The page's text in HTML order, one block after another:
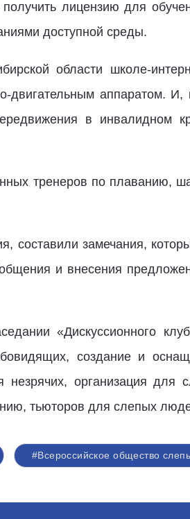
лицензию для
доступной среды.
области школе-
двигательным аппаратом. И,
в инвалидном
тренеров по плаванию,
составили замечания,
и внесения
«Дискуссионного
создание и
незрячих, организация для
тьюторов для слепых
#Всероссийское общество